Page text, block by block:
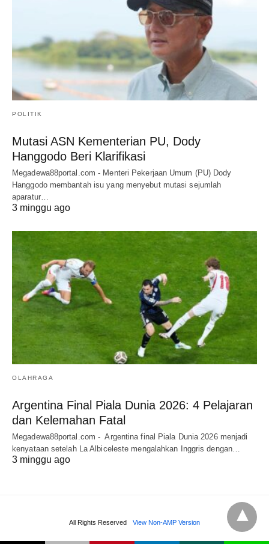
POLITIK
Mutasi ASN Kementerian PU, Dody
Hanggodo Beri Klarifikasi
Megadewa88portal.com - Menteri Pekerjaan Umum (PU) Dody
Hanggodo membantah isu yang menyebut mutasi sejumlah
aparatur…
3 minggu ago
OLAHRAGA
Argentina Final Piala Dunia 2026: 4 Pelajaran
dan Kelemahan Fatal
Megadewa88portal.com - Argentina final Piala Dunia 2026 menjadi
kenyataan setelah La Albiceleste mengalahkan Inggris dengan…
3 minggu ago
All Rights Reserved View Non-AMP Version